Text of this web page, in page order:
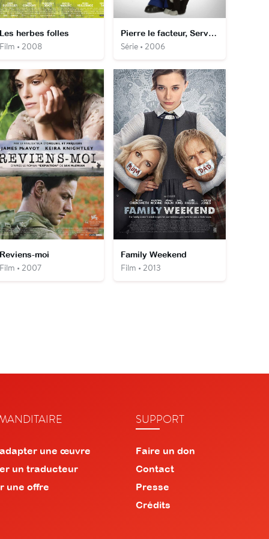
herbes folles
• 2008
Pierre le facteur, Services de livraisons spéciales
Série • 2006
moi
• 2007
Family Weekend
Film • 2013
une œuvre
un traducteur
une offre
SUPPORT
Faire un don
Contact
Presse
Crédits